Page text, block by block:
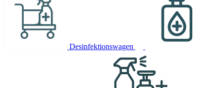
Desinfektionswagen